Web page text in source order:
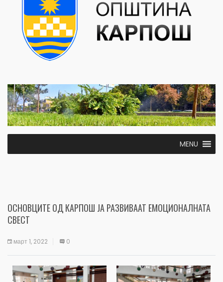
MENU
ОСНОВЦИТЕ ОД КАРПОШ ЈА РАЗВИВААТ ЕМОЦИОНАЛНАТА
СВЕСТ
март 1, 2022 0